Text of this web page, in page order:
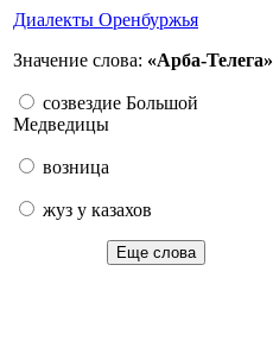
Диалекты Оренбуржья
Значение слова: «Арба-Телега»
созвездие Большой
Медведицы
возница
жуз у казахов
Еще слова